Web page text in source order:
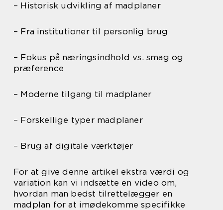
– Historisk udvikling af madplaner
– Fra institutioner til personlig brug
– Fokus på næringsindhold vs. smag og
præference
– Moderne tilgang til madplaner
– Forskellige typer madplaner
– Brug af digitale værktøjer
For at give denne artikel ekstra værdi og
variation kan vi indsætte en video om,
hvordan man bedst tilrettelægger en
madplan for at imødekomme specifikke